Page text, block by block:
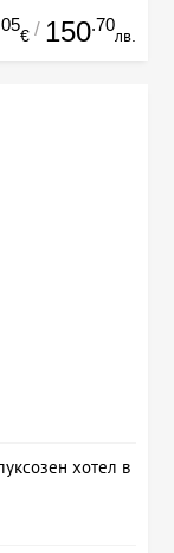
€ / 150.70
лв.
хотел в